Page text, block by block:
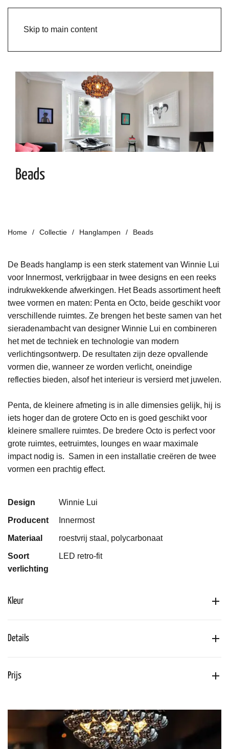
Skip to main content
Beads
Home Collectie Hanglampen Beads
De Beads hanglamp is een sterk statement van Winnie Lui
voor Innermost, verkrijgbaar in twee designs en een reeks
indrukwekkende afwerkingen. Het Beads assortiment heeft
twee vormen en maten: Penta en Octo, beide geschikt voor
verschillende ruimtes. Ze brengen het beste samen van het
sieradenambacht van designer Winnie Lui en combineren
het met de techniek en technologie van modern
verlichtingsontwerp. De resultaten zijn deze opvallende
vormen die, wanneer ze worden verlicht, oneindige
reflecties bieden, alsof het interieur is versierd met juwelen.
Penta, de kleinere afmeting is in alle dimensies gelijk, hij is
iets hoger dan de grotere Octo en is goed geschikt voor
kleinere smallere ruimtes. De bredere Octo is perfect voor
grote ruimtes, eetruimtes, lounges en waar maximale
impact nodig is. Samen in een installatie creëren de twee
vormen een prachtig effect.
Design Winnie Lui
Producent Innermost
Materiaal roestvrij staal, polycarbonaat
Soort
verlichting
LED retro-fit
Kleur
Details
Prijs